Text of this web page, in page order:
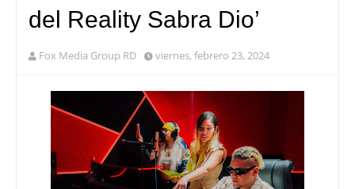
del Reality Sabra Dio’
Fox Media Group RD viernes, febrero 23, 2024